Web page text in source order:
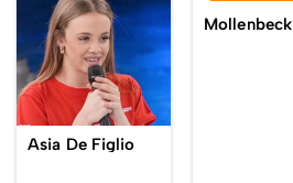
Asia De Figlio
Mollenbeck